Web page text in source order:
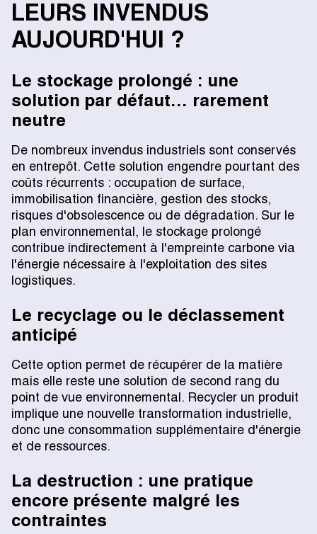
LEURS INVENDUS
AUJOURD'HUI ?
Le stockage prolongé : une
solution par défaut… rarement
neutre
De nombreux invendus industriels sont conservés
en entrepôt. Cette solution engendre pourtant des
coûts récurrents : occupation de surface,
immobilisation financière, gestion des stocks,
risques d'obsolescence ou de dégradation. Sur le
plan environnemental, le stockage prolongé
contribue indirectement à l'empreinte carbone via
l'énergie nécessaire à l'exploitation des sites
logistiques.
Le recyclage ou le déclassement
anticipé
Cette option permet de récupérer de la matière
mais elle reste une solution de second rang du
point de vue environnemental. Recycler un produit
implique une nouvelle transformation industrielle,
donc une consommation supplémentaire d'énergie
et de ressources.
La destruction : une pratique
encore présente malgré les
contraintes